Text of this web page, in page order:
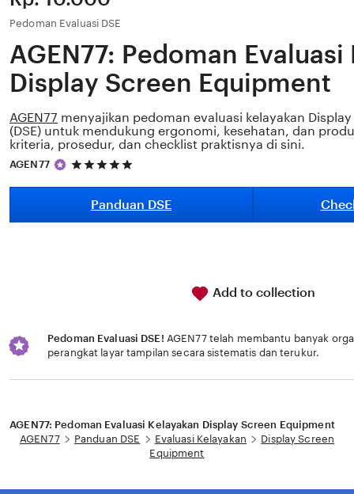
Pedoman Evaluasi DSE
AGEN77: Pedoman Evaluasi
Display Screen Equipment
AGEN77 menyajikan pedoman evaluasi kelayakan
(DSE) untuk mendukung ergonomi, kesehatan, dan
kriteria, prosedur, dan checklist praktisnya di sini.
AGEN77
5
of
Panduan DSE
Add to collection
Pedoman Evaluasi DSE! AGEN77 telah membantu banyak
perangkat layar tampilan secara sistematis dan terukur.
Loading...
AGEN77: Pedoman Evaluasi Kelayakan Display Screen Equipment
AGEN77
Panduan DSE Evaluasi Kelayakan
Display Screen
Equipment